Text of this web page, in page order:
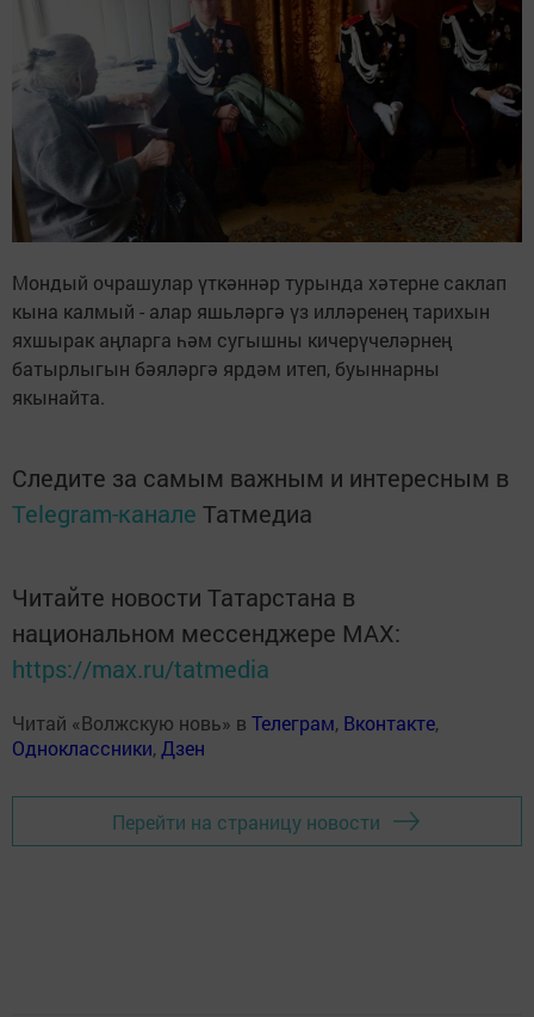
Мондый очрашулар үткәннәр турында хәтерне саклап
кына калмый - алар яшьләргә үз илләренең тарихын
яхшырак аңларга һәм сугышны кичерүчеләрнең
батырлыгын бәяләргә ярдәм итеп, буыннарны
якынайта.
Следите за самым важным и интересным в
Telegram-канале Татмедиа
Читайте новости Татарстана в
национальном мессенджере MАХ:
https://max.ru/tatmedia
Читай «Волжскую новь» в Телеграм, Вконтакте,
Одноклассники,Дзен
Перейти на страницу новости